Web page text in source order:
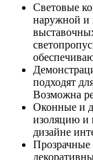
Световые
наружной и
подходят
Возможна
Оконные и
изоляцию и
дизайне
Прозрачные